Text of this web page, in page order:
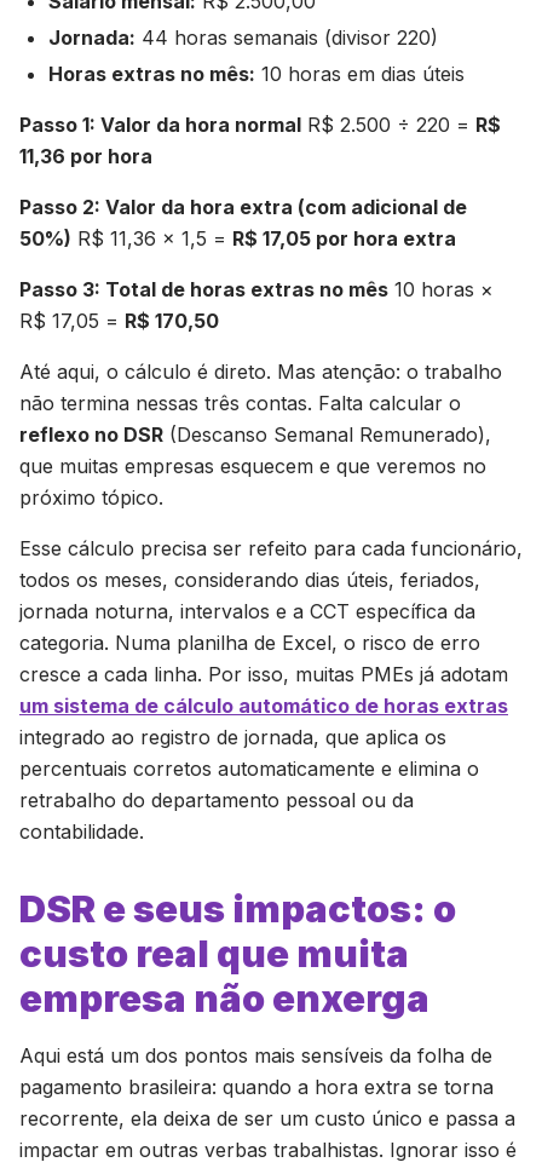
Jornada: 44 horas semanais (divisor 220)
Horas extras no mês: 10 horas em dias úteis
Passo 1: Valor da hora normal R$ 2.500 ÷ 220 = R$
11,36 por hora
Passo 2: Valor da hora extra (com adicional de
50%) R$ 11,36 × 1,5 = R$ 17,05 por hora extra
Passo 3: Total de horas extras no mês 10 horas ×
R$ 17,05 = R$ 170,50
Até aqui, o cálculo é direto. Mas atenção: o trabalho
não termina nessas três contas. Falta calcular o
reflexo no DSR (Descanso Semanal Remunerado),
que muitas empresas esquecem e que veremos no
próximo tópico.
Esse cálculo precisa ser refeito para cada funcionário,
todos os meses, considerando dias úteis, feriados,
jornada noturna, intervalos e a CCT específica da
categoria. Numa planilha de Excel, o risco de erro
cresce a cada linha. Por isso, muitas PMEs já adotam
um sistema de cálculo automático de horas extras
integrado ao registro de jornada, que aplica os
percentuais corretos automaticamente e elimina o
retrabalho do departamento pessoal ou da
contabilidade.
DSR e seus impactos: o
custo real que muita
empresa não enxerga
Aqui está um dos pontos mais sensíveis da folha de
pagamento brasileira: quando a hora extra se torna
recorrente, ela deixa de ser um custo único e passa a
impactar em outras verbas trabalhistas. Ignorar isso é